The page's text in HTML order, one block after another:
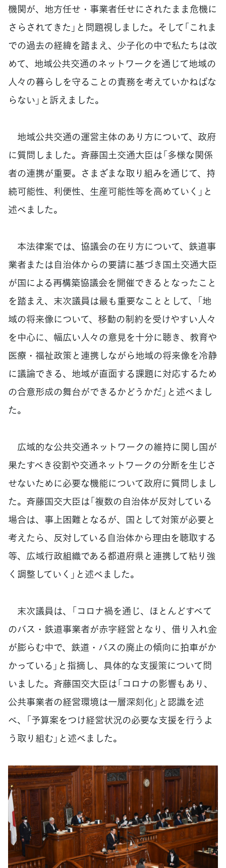
機関が、地方任せ・事業者任せにされたまま危機に
さらされてきた」と問題視しました。そして「これま
での過去の経緯を踏まえ、少子化の中で私たちは改
めて、地域公共交通のネットワークを通じて地域の
人々の暮らしを守ることの責務を考えていかねばな
らない」と訴えました。
地域公共交通の運営主体のあり方について、政府
に質問しました。斉藤国土交通大臣は「多様な関係
者の連携が重要。さまざまな取り組みを通じて、持
続可能性、利便性、生産可能性等を高めていく」と
述べました。
本法律案では、協議会の在り方について、鉄道事
業者または自治体からの要請に基づき国土交通大臣
が国による再構築協議会を開催できるとなったこと
を踏まえ、末次議員は最も重要なこととして、「地
域の将来像について、移動の制約を受けやすい人々
を中心に、幅広い人々の意見を十分に聴き、教育や
医療・福祉政策と連携しながら地域の将来像を冷静
に議論できる、地域が直面する課題に対応するため
の合意形成の舞台ができるかどうかだ」と述べまし
た。
広域的な公共交通ネットワークの維持に関し国が
果たすべき役割や交通ネットワークの分断を生じさ
せないために必要な機能について政府に質問しまし
た。斉藤国交大臣は「複数の自治体が反対している
場合は、事上困難となるが、国として対策が必要と
考えたら、反対している自治体から理由を聴取する
等、広域行政組織である都道府県と連携して粘り強
く調整していく」と述べました。
末次議員は、「コロナ禍を通じ、ほとんどすべて
のバス・鉄道事業者が赤字経営となり、借り入れ金
が膨らむ中で、鉄道・バスの廃止の傾向に拍車がか
かっている」と指摘し、具体的な支援策について問
いました。斉藤国交大臣は「コロナの影響もあり、
公共事業者の経営環境は一層深刻化」と認識を述
べ、「予算案をつけ経営状況の必要な支援を行うよ
う取り組む」と述べました。